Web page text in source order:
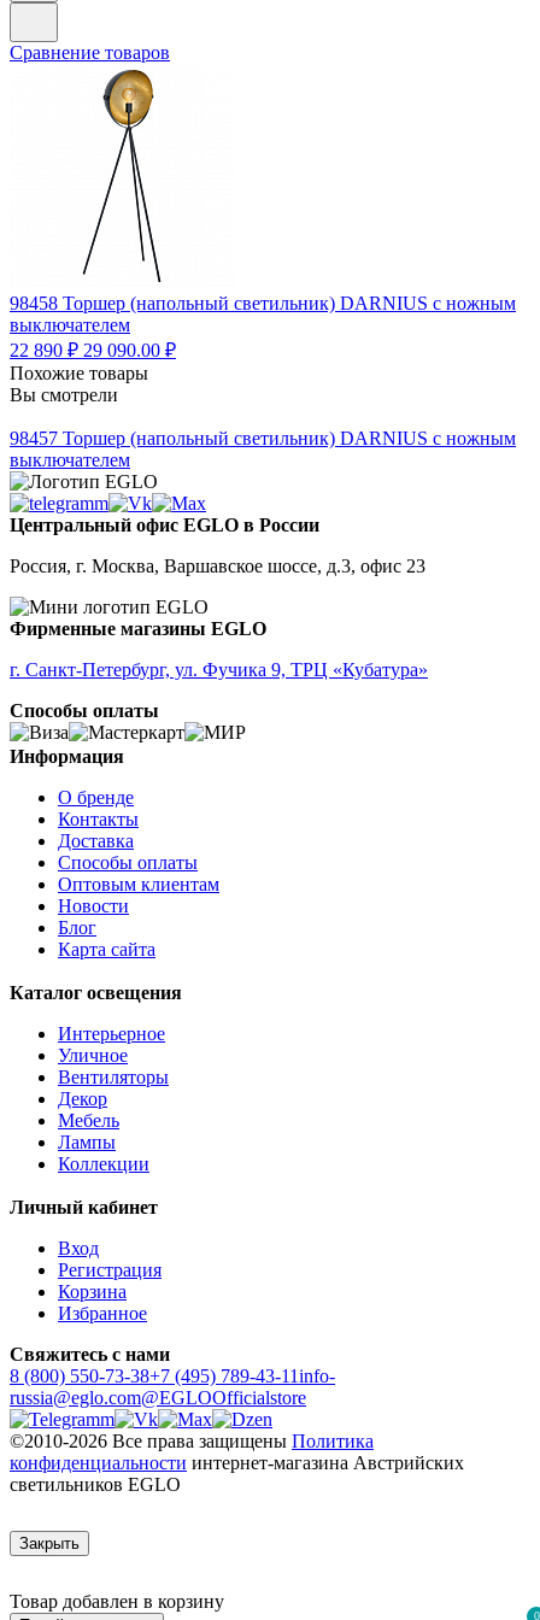
0
Сравнение товаров
98458 Торшер (напольный светильник) DARNIUS с ножным
выключателем
22 890 ₽ 29 090.00 ₽
Похожие товары
Вы смотрели
98457 Торшер (напольный светильник) DARNIUS с ножным
выключателем
Центральный офис EGLO в России
Россия, г. Москва, Варшавское шоссе, д.3, офис 23
Фирменные магазины EGLO
г. Санкт-Петербург, ул. Фучика 9, ТРЦ «Кубатура»
Способы оплаты
Информация
О бренде
Контакты
Доставка
Способы оплаты
Оптовым клиентам
Новости
Блог
Карта сайта
Каталог освещения
Интерьерное
Уличное
Вентиляторы
Декор
Мебель
Лампы
Коллекции
Личный кабинет
Вход
Регистрация
Корзина
Избранное
Свяжитесь с нами
8 (800) 550-73-38+7 (495) 789-43-11info-
russia@eglo.com@EGLOOfficialstore
©2010-2026 Все права защищены Политика
конфиденциальности интернет-магазина Австрийских
светильников EGLO
Закрыть
Товар добавлен в корзину